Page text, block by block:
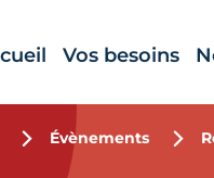
Vos besoins
Évènements